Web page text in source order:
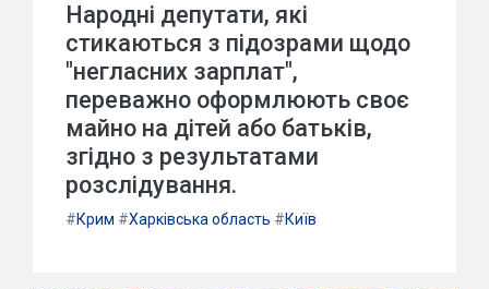
Народні депутати, які
стикаються з підозрами щодо
"негласних зарплат",
переважно оформлюють своє
майно на дітей або батьків,
згідно з результатами
розслідування.
#Крим #Харківська область #Київ